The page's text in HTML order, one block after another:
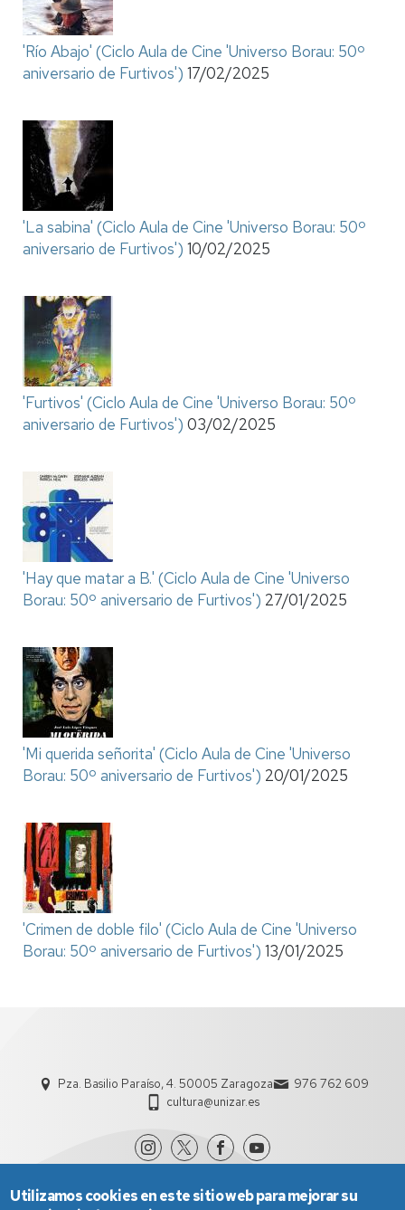
'Río Abajo' (Ciclo Aula de Cine 'Universo Borau: 50º
aniversario de Furtivos') 17/02/2025
'La sabina' (Ciclo Aula de Cine 'Universo Borau: 50º
aniversario de Furtivos') 10/02/2025
'Furtivos' (Ciclo Aula de Cine 'Universo Borau: 50º
aniversario de Furtivos') 03/02/2025
'Hay que matar a B.' (Ciclo Aula de Cine 'Universo
Borau: 50º aniversario de Furtivos') 27/01/2025
'Mi querida señorita' (Ciclo Aula de Cine 'Universo
Borau: 50º aniversario de Furtivos') 20/01/2025
'Crimen de doble filo' (Ciclo Aula de Cine 'Universo
Borau: 50º aniversario de Furtivos') 13/01/2025
Pza. Basilio Paraíso, 4. 50005 Zaragoza
976 762 609
cultura@unizar.es
Utilizamos cookies en este sitio web para mejorar su